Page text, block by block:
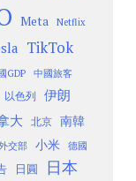
Meta Netflix
TikTok
GDP 中國旅客
以色列 伊朗
大 北京
南韓
交部 小米 德國
日圓 日本